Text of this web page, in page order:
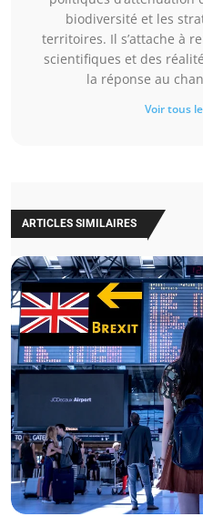
biodiversité et les
territoires. Il s’attache à
scientifiques et des
la réponse au
Voir tous
ARTICLES SIMILAIRES